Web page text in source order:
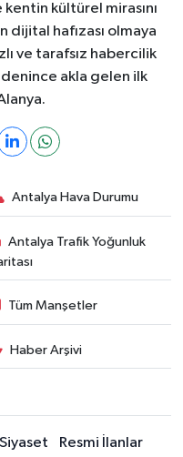
kültürel mirasını
dijital hafızası olmaya
ve tarafsız habercilik
denince akla gelen ilk
Antalya Hava Durumu
Antalya Trafik Yoğunluk
Tüm Manşetler
Haber Arşivi
Siyaset
Resmi İlanlar